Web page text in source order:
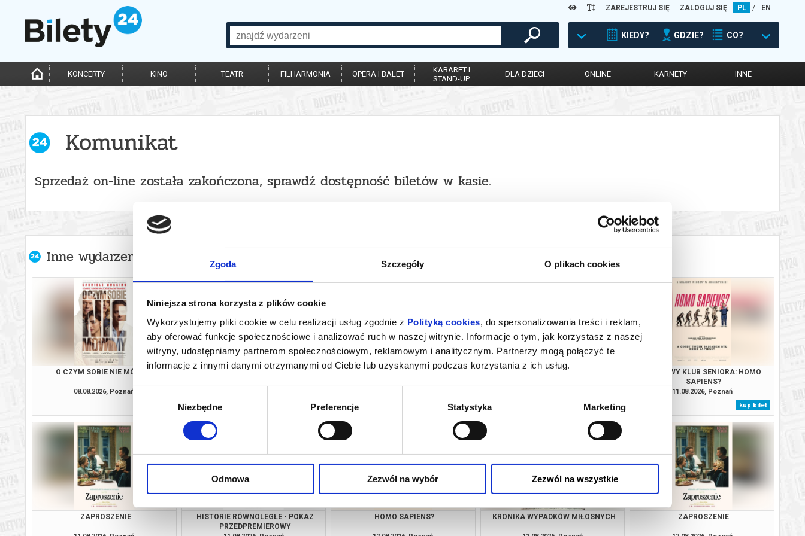
Zgoda Szczegóły O plikach cookies
Niniejsza strona korzysta z plików cookie
Wykorzystujemy pliki cookie w celu realizacji usług zgodnie z Polityką cookies, do spersonalizowania treści i reklam,
aby oferować funkcje społecznościowe i analizować ruch w naszej witrynie. Informacje o tym, jak korzystasz z naszej
witryny, udostępniamy partnerom społecznościowym, reklamowym i analitycznym. Partnerzy mogą połączyć te
informacje z innymi danymi otrzymanymi od Ciebie lub uzyskanymi podczas korzystania z ich usług.
Wybór
Niezbędne Preferencje Statystyka Marketing
Odmowa Zezwól na wybór Zezwól na wszystkie
ZAREJESTRUJ SIĘ ZALOGUJ SIĘ PL / EN
KIEDY? GDZIE? CO?
KONCERTY KINO TEATR FILHARMONIA OPERA I BALET
KABARET I
STAND-UP
DLA DZIECI ONLINE KARNETY INNE
Komunikat
Sprzedaż on-line została zakończona, sprawdź dostępność biletów w kasie.
Inne wydarzenia organizatora
O CZYM SOBIE NIE MÓWIMY
08.08.2026, Poznań
ZAPROSZENIE
kup bilet
O CZYM SOBIE NIE MÓWIMY
kup bilet
DO UTRATY TCHU (RE-RELEASE)
kup bilet
FILMOWY KLUB SENIORA: HOMO
SAPIENS?
11.08.2026, Poznań
kup bilet
ZAPROSZENIE
HISTORIE RÓWNOLEGŁE - POKAZ
PRZEDPREMIEROWY
HOMO SAPIENS? KRONIKA WYPADKÓW MIŁOSNYCH ZAPROSZENIE